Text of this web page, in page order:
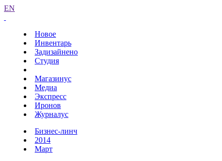
EN
Новое
Инвентарь
Задизайнено
Студия
Магазинус
Медиа
Экспресс
Иронов
Журналус
Бизнес-линч
2014
Март